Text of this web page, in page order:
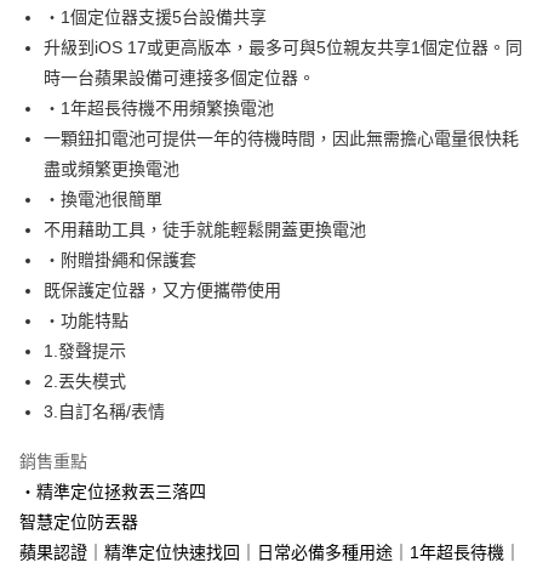
Apple Pay
街口支付
全盈+PAY
ATM付款
運送方式
每筆NT$50，滿NT$490(含以上)免運費
7-11取貨付款
每筆NT$50，滿NT$490(含以上)免運費
・1個定位器支援5台設備共享
升級到iOS 17或更高版本，最多可與5位親友共享1個定位器。同
時一台蘋果設備可連接多個定位器。
・1年超長待機不用頻繁換電池
一顆鈕扣電池可提供一年的待機時間，因此無需擔心電量很快耗
盡或頻繁更換電池
・換電池很簡單
不用藉助工具，徒手就能輕鬆開蓋更換電池
・附贈掛繩和保護套
既保護定位器，又方便攜帶使用
・功能特點
1.發聲提示
2.丟失模式
3.自訂名稱/表情
銷售重點
・精準定位拯救丟三落四
智慧定位防丟器
蘋果認證｜精準定位快速找回｜日常必備多種用途｜1年超長待機｜